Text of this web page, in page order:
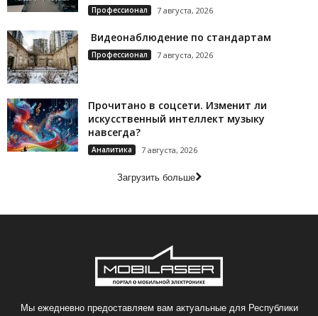
Профессионал 7 августа, 2026
Видеонаблюдение по стандартам
Профессионал 7 августа, 2026
Прочитано в соцсети. Изменит ли
искусственный интеллект музыку
навсегда?
Аналитика 7 августа, 2026
Загрузить больше
Мы ежедневно предоставляем вам актуальные для Республики